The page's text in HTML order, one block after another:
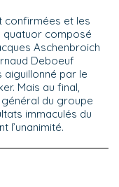
confirmées et les
quatuor composé
Aschenbroich
Deboeuf
aiguillonné par le
Mais au final,
du groupe
immaculés du
l’unanimité.